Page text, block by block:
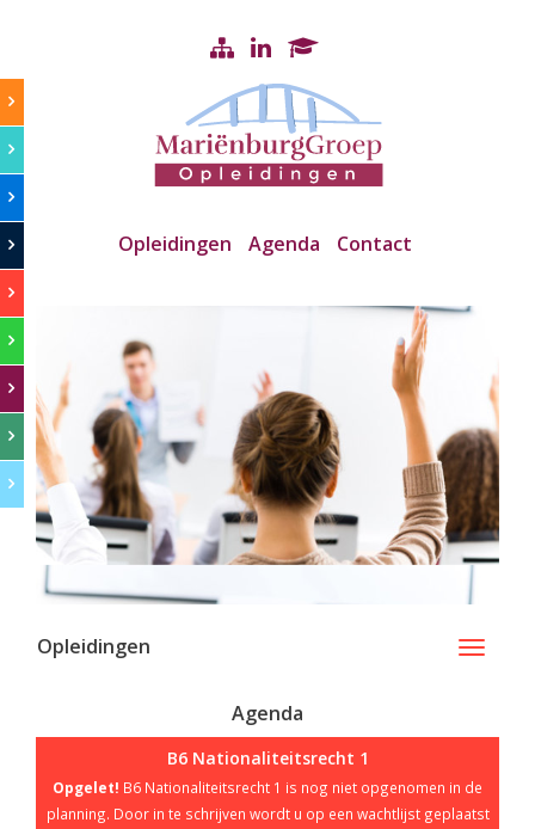
Opleidingen Agenda Contact
Toggle
Opleidingen
Agenda
B6 Nationaliteitsrecht 1
Opgelet! B6 Nationaliteitsrecht 1 is nog niet opgenomen in de
planning. Door in te schrijven wordt u op een wachtlijst geplaatst